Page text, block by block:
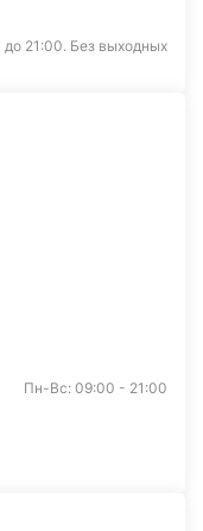
21:00. Без выходных
Пн-Вс: 09:00 - 21:00